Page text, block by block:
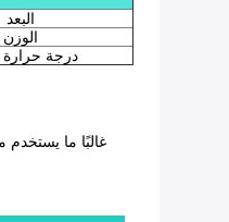
البعد
الوزن
درجة حرارة